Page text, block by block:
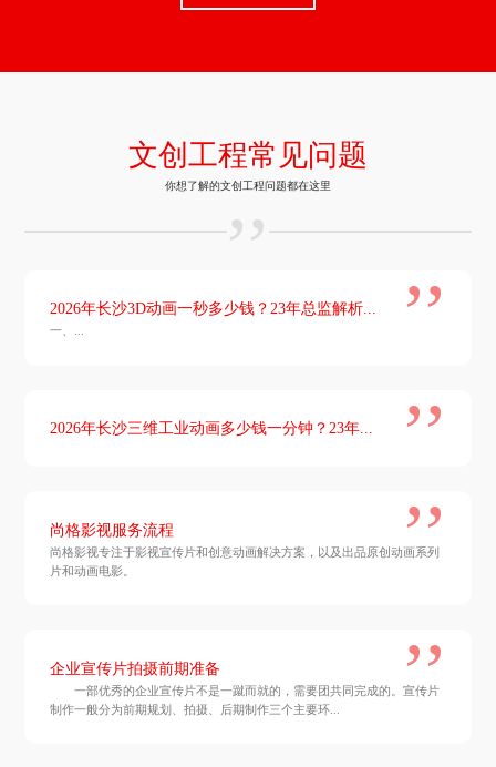
文创工程常见问题
你想了解的文创工程问题都在这里
2026年长沙3D动画一秒多少钱？23年总监解析...
一、...
2026年长沙三维工业动画多少钱一分钟？23年...
尚格影视服务流程
尚格影视专注于影视宣传片和创意动画解决方案，以及出品原创动画系列
片和动画电影。
企业宣传片拍摄前期准备
一部优秀的企业宣传片不是一蹴而就的，需要团共同完成的。宣传片
制作一般分为前期规划、拍摄、后期制作三个主要环...